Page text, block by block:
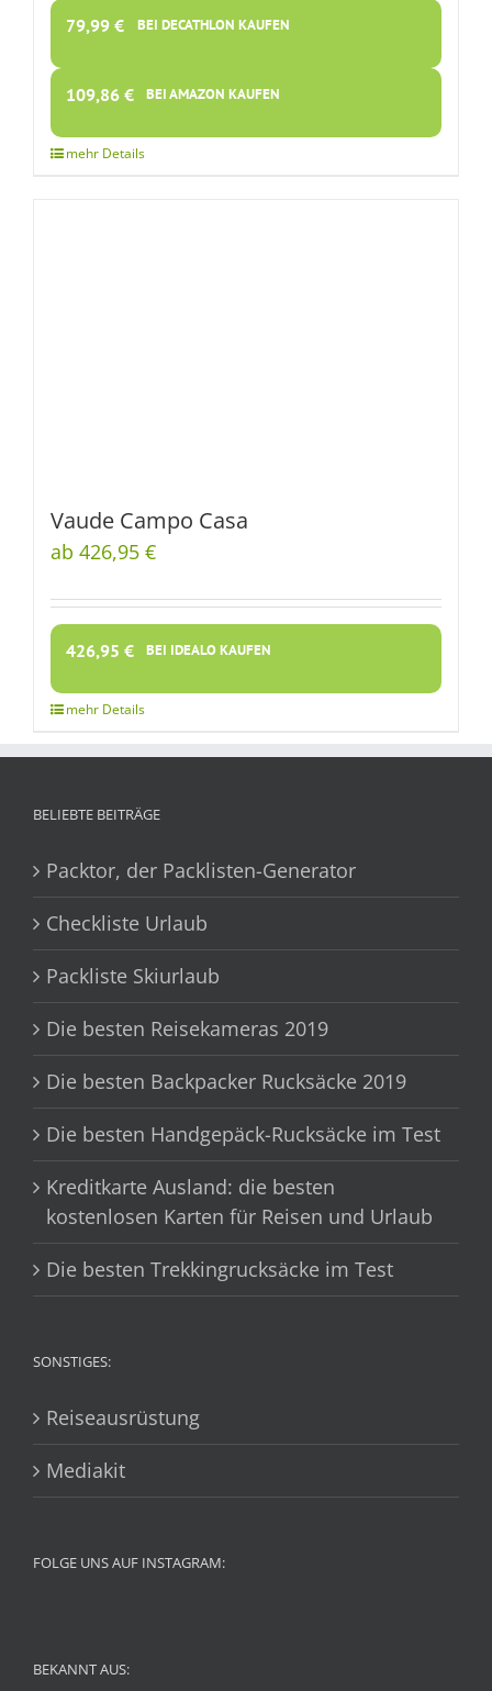
79,99 € BEI DECATHLON KAUFEN
109,86 € BEI AMAZON KAUFEN
Vaude Campo Casa
ab 426,95 €
426,95 € BEI IDEALO KAUFEN
BELIEBTE BEITRÄGE
Packtor, der Packlisten-Generator
Checkliste Urlaub
Packliste Skiurlaub
Die besten Reisekameras 2019
Die besten Backpacker Rucksäcke 2019
Die besten Handgepäck-Rucksäcke im Test
Kreditkarte Ausland: die besten
kostenlosen Karten für Reisen und Urlaub
Die besten Trekkingrucksäcke im Test
SONSTIGES:
Reiseausrüstung
Mediakit
FOLGE UNS AUF INSTAGRAM:
BEKANNT AUS: